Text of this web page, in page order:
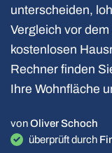
unterscheiden,
Vergleich vor
kostenlosen
Rechner finden
Ihre Wohnfläche
vonOliver Schoch
überprüft durch